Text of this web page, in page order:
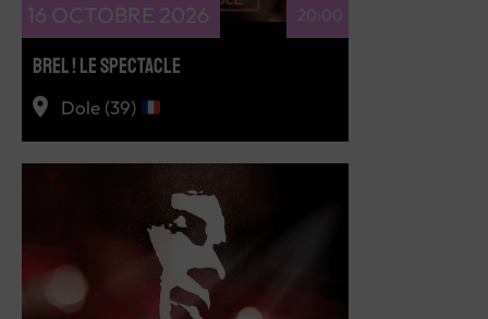
16 OCTOBRE 2026 20:00
BREL ! LE SPECTACLE
Dole (39)